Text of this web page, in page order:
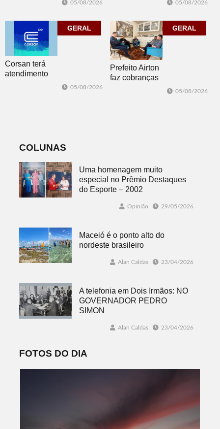
05/08/2026
Morro Reuter
05/08/2026
GERAL
Corsan terá
atendimento
05/08/2026
GERAL
Prefeito Airton
faz cobranças
sobre problemas
05/08/2026
COLUNAS
Uma homenagem muito
especial no Prêmio Destaques
do Esporte – 2002
Opinião 29/05/2026
Maceió é o ponto alto do
nordeste brasileiro
Alan Caldas 23/04/2026
A telefonia em Dois Irmãos: NO
GOVERNADOR PEDRO
SIMON
Alan Caldas 23/04/2026
FOTOS DO DIA